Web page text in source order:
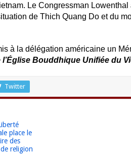
Le Congressman
de Thich Quang Do et du
à la délégation américaine un
Bouddhique Unifiée du
Twitter
place le
des
religion